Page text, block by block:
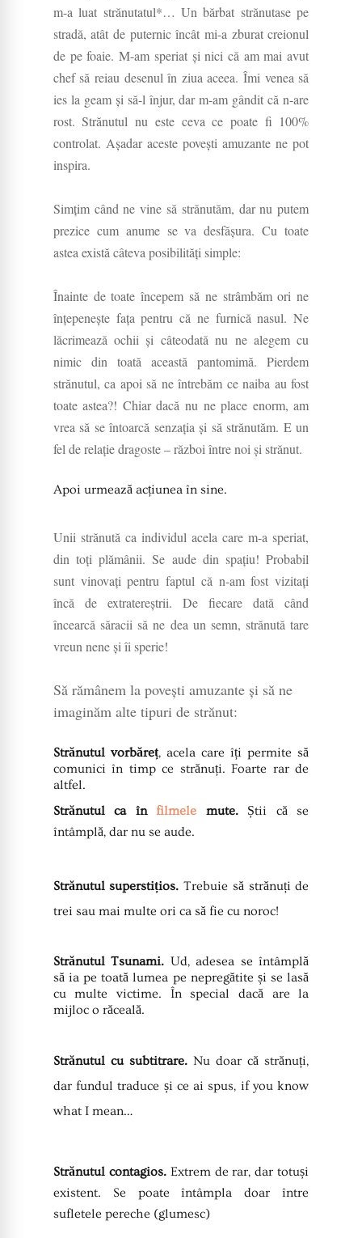
m-a luat strănutatul*… Un bărbat strănutase pe
stradă, atât de puternic încât mi-a zburat creionul
de pe foaie. M-am speriat și nici că am mai avut
chef să reiau desenul în ziua aceea. Îmi venea să
ies la geam și să-l înjur, dar m-am gândit că n-are
rost. Strănutul nu este ceva ce poate fi 100%
controlat. Așadar aceste povești amuzante ne pot
inspira.
Simțim când ne vine să strănutăm, dar nu putem
prezice cum anume se va desfășura. Cu toate
astea există câteva posibilități simple:
Înainte de toate începem să ne strâmbăm ori ne
înțepenește fața pentru că ne furnică nasul. Ne
lăcrimează ochii și câteodată nu ne alegem cu
nimic din toată această pantomimă. Pierdem
strănutul, ca apoi să ne întrebăm ce naiba au fost
toate astea?! Chiar dacă nu ne place enorm, am
vrea să se întoarcă senzația și să strănutăm. E un
fel de relație dragoste – război între noi și strănut.
Apoi urmează acțiunea în sine.
Unii strănută ca individul acela care m-a speriat,
din toți plămânii. Se aude din spațiu! Probabil
sunt vinovați pentru faptul că n-am fost vizitați
încă de extratereștrii. De fiecare dată când
încearcă săracii să ne dea un semn, strănută tare
vreun nene și îi sperie!
Să rămânem la povești amuzante și să ne
imaginăm alte tipuri de strănut:
Strănutul vorbăreț, acela care îți permite să
comunici în timp ce strănuți. Foarte rar de
altfel.
Strănutul ca înfilmele mute.Știi că se
întâmplă, dar nu se aude.
Strănutul superstițios. Trebuie să strănuți de
trei sau mai multe ori ca să fie cu noroc!
Strănutul Tsunami. Ud, adesea se întâmplă
să ia pe toată lumea pe nepregătite și se lasă
cu multe victime. În special dacă are la
mijloc o răceală.
Strănutul cu subtitrare.Nu doar că strănuți,
dar fundul traduce și ce ai spus, if you know
what I mean…
Strănutul contagios.Extrem de rar, dar totuși
existent. Se poate întâmpla doar între
sufletele pereche (glumesc)